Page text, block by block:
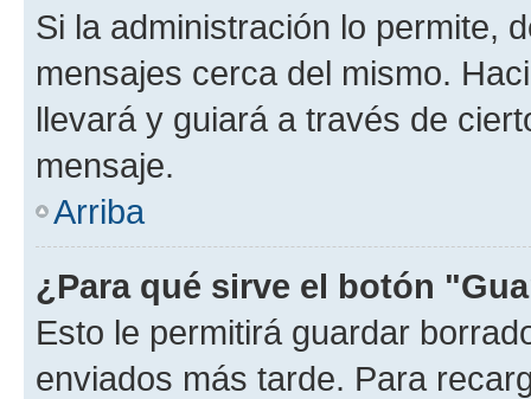
Si la administración lo permite,
mensajes cerca del mismo.
llevará y guiará a través de
mensaje.
Arriba
¿Para qué sirve el botón
Esto le permitirá guardar
enviados más tarde. Para